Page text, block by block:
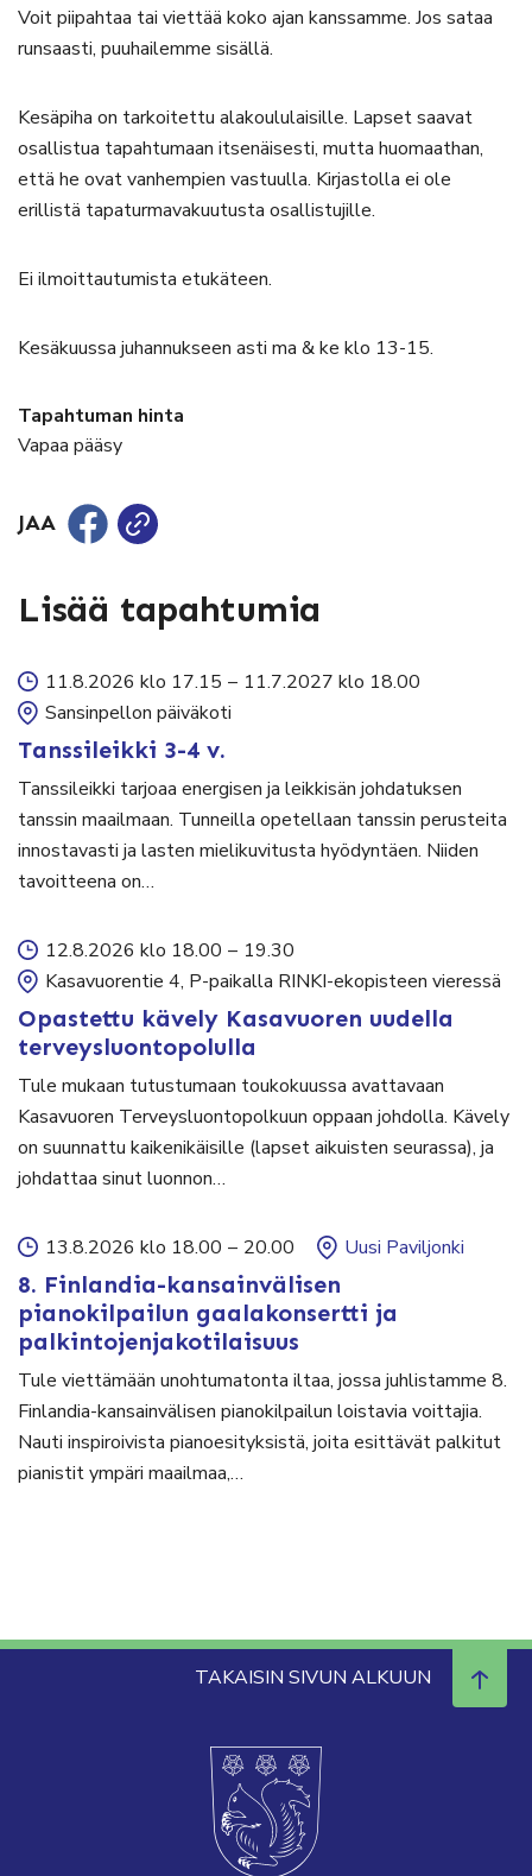
Voit piipahtaa tai viettää koko ajan kanssamme. Jos sataa
runsaasti, puuhailemme sisällä.
Kesäpiha on tarkoitettu alakoululaisille. Lapset saavat
osallistua tapahtumaan itsenäisesti, mutta huomaathan,
että he ovat vanhempien vastuulla. Kirjastolla ei ole
erillistä tapaturmavakuutusta osallistujille.
Ei ilmoittautumista etukäteen.
Kesäkuussa juhannukseen asti ma & ke klo 13-15.
Tapahtuman hinta
Vapaa pääsy
JAA
Lisää tapahtumia
11.8.2026 klo 17.15 – 11.7.2027 klo 18.00
Sansinpellon päiväkoti
Tanssileikki 3-4 v.
Tanssileikki tarjoaa energisen ja leikkisän johdatuksen
tanssin maailmaan. Tunneilla opetellaan tanssin perusteita
innostavasti ja lasten mielikuvitusta hyödyntäen. Niiden
tavoitteena on…
12.8.2026 klo 18.00 – 19.30
Kasavuorentie 4, P-paikalla RINKI-ekopisteen vieressä
Opastettu kävely Kasavuoren uudella
terveysluontopolulla
Tule mukaan tutustumaan toukokuussa avattavaan
Kasavuoren Terveysluontopolkuun oppaan johdolla. Kävely
on suunnattu kaikenikäisille (lapset aikuisten seurassa), ja
johdattaa sinut luonnon…
13.8.2026 klo 18.00 – 20.00 Uusi Paviljonki
8. Finlandia-kansainvälisen
pianokilpailun gaalakonsertti ja
palkintojenjakotilaisuus
Tule viettämään unohtumatonta iltaa, jossa juhlistamme 8.
Finlandia-kansainvälisen pianokilpailun loistavia voittajia.
Nauti inspiroivista pianoesityksistä, joita esittävät palkitut
pianistit ympäri maailmaa,…
TAKAISIN SIVUN ALKUUN